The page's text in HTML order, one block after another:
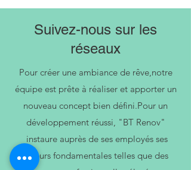
Suivez-nous sur les
réseaux
Pour créer une ambiance de rêve,notre
équipe est prête à réaliser et apporter un
nouveau concept bien défini.Pour un
développement réussi, "BT Renov"
instaure auprès de ses employés ses
valeurs fondamentales telles que des